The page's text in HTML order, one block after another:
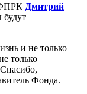
ФПРК Дмитрий
будут
и не только
только
Фонда.